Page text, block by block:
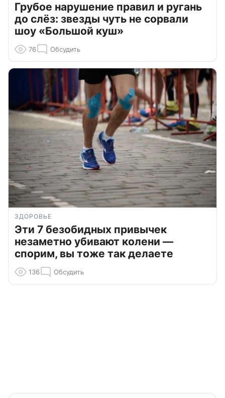
Грубое нарушение правил и ругань
до слёз: звезды чуть не сорвали
шоу «Большой куш»
76 Обсудить
ЗДОРОВЬЕ
Эти 7 безобидных привычек
незаметно убивают колени —
спорим, вы тоже так делаете
136 Обсудить